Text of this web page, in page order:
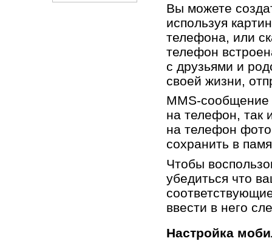
Вы можете
используя
телефона, или
телефон
с друзьями и
своей жизни,
MMS-сообщение
на телефон, так
на телефон
сохранить в
Чтобы
убедиться что
ввести в него
Настройка